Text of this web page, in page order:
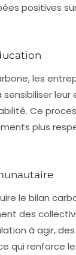
positives
les
leur
Ce
plus
le bilan
des
à agir,
qui renforce